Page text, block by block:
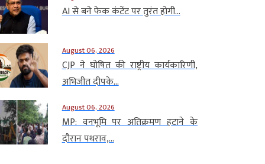
AI से बने फेक कंटेंट पर तुरंत होगी...
August 06, 2026
CJP ने घोषित की राष्ट्रीय कार्यकारिणी,
अभिजीत दीपके...
August 06, 2026
MP: वनभूमि पर अतिक्रमण हटाने के
दौरान पथराव,...